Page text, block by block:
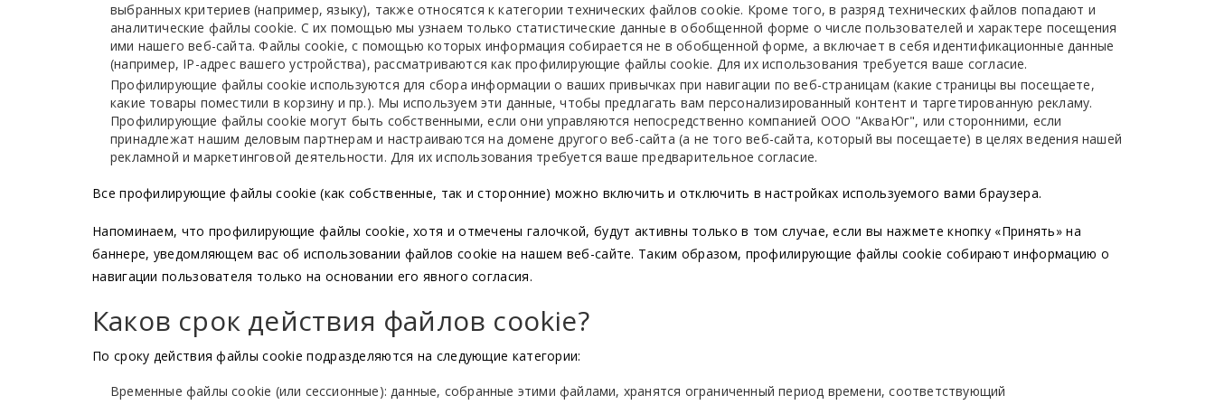
выбранных критериев (например, языку), также относятся к категории технических файлов cookie. Кроме того, в разряд технических файлов попадают и
аналитические файлы cookie. С их помощью мы узнаем только статистические данные в обобщенной форме о числе пользователей и характере посещения
ими нашего веб-сайта. Файлы cookie, с помощью которых информация собирается не в обобщенной форме, а включает в себя идентификационные данные
(например, IP-адрес вашего устройства), рассматриваются как профилирующие файлы cookie. Для их использования требуется ваше согласие.
Профилирующие файлы cookie используются для сбора информации о ваших привычках при навигации по веб-страницам (какие страницы вы посещаете,
какие товары поместили в корзину и пр.). Мы используем эти данные, чтобы предлагать вам персонализированный контент и таргетированную рекламу.
Профилирующие файлы cookie могут быть собственными, если они управляются непосредственно компанией ООО "АкваЮг", или сторонними, если
принадлежат нашим деловым партнерам и настраиваются на домене другого веб-сайта (а не того веб-сайта, который вы посещаете) в целях ведения нашей
рекламной и маркетинговой деятельности. Для их использования требуется ваше предварительное согласие.
Все профилирующие файлы cookie (как собственные, так и сторонние) можно включить и отключить в настройках используемого вами браузера.
Напоминаем, что профилирующие файлы cookie, хотя и отмечены галочкой, будут активны только в том случае, если вы нажмете кнопку «Принять» на
баннере, уведомляющем вас об использовании файлов cookie на нашем веб-сайте. Таким образом, профилирующие файлы cookie собирают информацию о
навигации пользователя только на основании его явного согласия.
Каков срок действия файлов cookie?
По сроку действия файлы cookie подразделяются на следующие категории:
Временные файлы cookie (или сессионные): данные, собранные этими файлами, хранятся ограниченный период времени, соответствующий